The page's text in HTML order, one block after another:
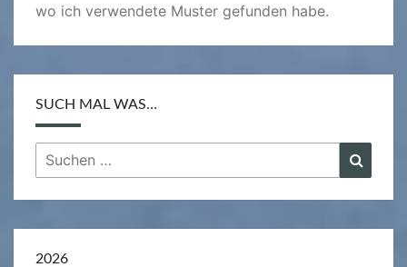
wo ich verwendete Muster gefunden habe.
SUCH MAL WAS…
Suchen
nach:
2026